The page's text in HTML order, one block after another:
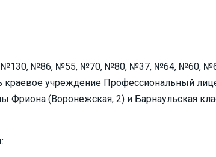
№86, №55, №70, №80, №37, №64, №60,
краевое учреждение Профессиональный
Фриона (Воронежская, 2) и Барнаульская